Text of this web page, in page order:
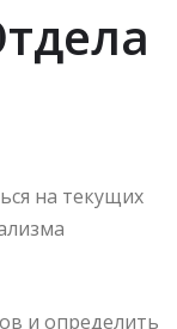
на текущих
и определить